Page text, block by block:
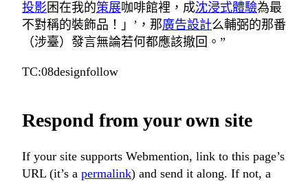
投影 困在我的策展咖啡館裡，成沈浸式體驗為最
不對稱的裝飾品！」’，那廣告設計么輔弼的那番
（涉臺）發言無論若何都應該撤回。”
TC:08designfollow
Respond from your own site
If your site supports Webmention, link to this page’s
URL (it’s a permalink) and send it along. If not, a